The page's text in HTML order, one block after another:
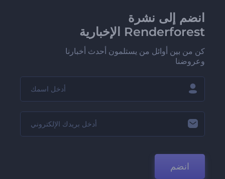
انضم إلى نشرة
Renderforest الإخبارية
كن من بين أوائل من يستلمون أحدث أخبارنا
وعروضنا
انضم